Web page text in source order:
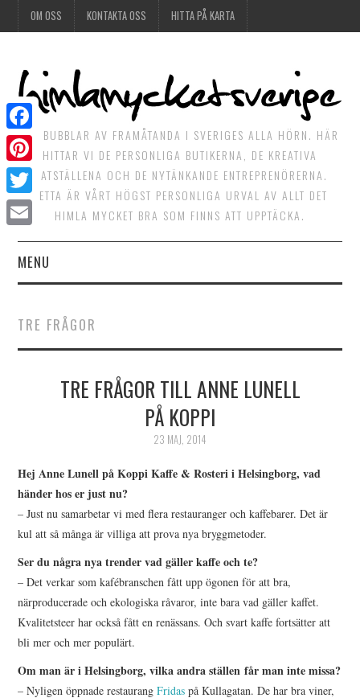
OM OSS KONTAKTA OSS HITTA PÅ KARTA
DET BUBBLAR AV FRAMÅTANDA I SVERIGES ALLA HÖRN. HÄR
HITTAR VI DE PERSONLIGA BUTIKERNA, DE KREATIVA
MATSTÄLLENA OCH DE NYTÄNKANDE ENTREPRENÖRERNA.
DETTA ÄR VÅRT HÖGST PERSONLIGA URVAL AV ALLT DET
HIMLA MYCKET BRA SOM FINNS ATT UPPTÄCKA.
MENU
HIMLAGRÖNT
HIMLAMYSIGT
VI MÖTER
VI SPANAR PÅ
TRE FRÅGOR
TRE FRÅGOR TILL ANNE LUNELL
PÅ KOPPI
23 MAJ, 2014
Hej Anne Lunell på Koppi Kaffe & Rosteri i Helsingborg, vad
händer hos er just nu?
– Just nu samarbetar vi med flera restauranger och kaffebarer. Det är
kul att så många är villiga att prova nya bryggmetoder.
Ser du några nya trender vad gäller kaffe och te?
– Det verkar som kafébranschen fått upp ögonen för att bra,
närproducerade och ekologiska råvaror, inte bara vad gäller kaffet.
Kvalitetsteer har också fått en renässans. Och svart kaffe fortsätter att
bli mer och mer populärt.
Om man är i Helsingborg, vilka andra ställen får man inte missa?
– Nyligen öppnade restaurangFridas på Kullagatan. De har bra viner,
Facebook
Pinterest
Twitter
Email